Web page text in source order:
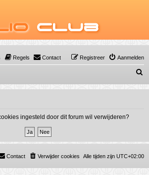
Club
Regels Contact Aanmelden
Registreer
o
ingesteld door dit forum wil verwijderen?
Alle tijden zijn UTC+02:00
Verwijder cookies
Contact